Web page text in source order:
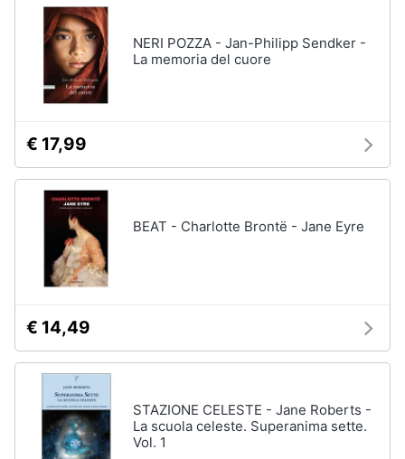
NERI POZZA - Jan-Philipp Sendker -
La memoria del cuore
€ 17,99
BEAT - Charlotte Brontë - Jane Eyre
€ 14,49
STAZIONE CELESTE - Jane Roberts -
La scuola celeste. Superanima sette.
Vol. 1